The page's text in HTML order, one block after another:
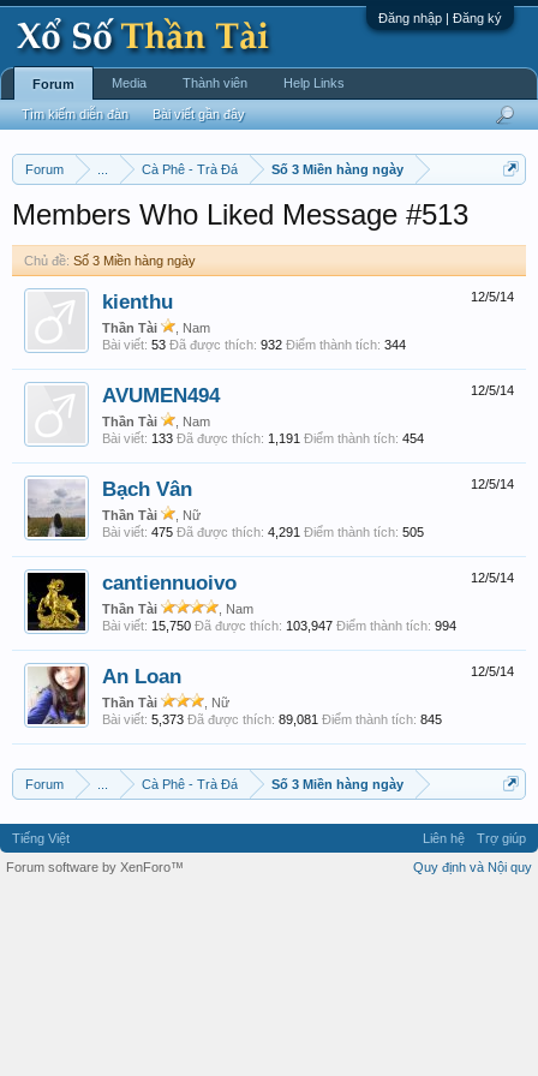
Đăng nhập | Đăng ký
Forum Cà Phê - Trà Đá Số 3 Miền hàng ngày
Members Who Liked Message #513
Chủ đề: Số 3 Miền hàng ngày
12/5/14
kienthu
Thần Tài
, Nam
Bài viết: 53 Đã được thích: 932 Điểm thành tích: 344
12/5/14
AVUMEN494
Thần Tài
, Nam
Bài viết: 133 Đã được thích: 1,191 Điểm thành tích: 454
12/5/14
Bạch Vân
Thần Tài
, Nữ
Bài viết: 475 Đã được thích: 4,291 Điểm thành tích: 505
12/5/14
cantiennuoivo
Thần Tài
, Nam
Bài viết: 15,750 Đã được thích: 103,947 Điểm thành tích: 994
12/5/14
An Loan
Thần Tài
, Nữ
Bài viết: 5,373 Đã được thích: 89,081 Điểm thành tích: 845
Forum Cà Phê - Trà Đá Số 3 Miền hàng ngày
Forum
Tìm kiếm diễn đàn Bài viết gần đây
Media Thành viên Help Links
Tiếng Việt Liên hệ
Trợ giúp
Quy định và Nội quy
Forum software by XenForo™